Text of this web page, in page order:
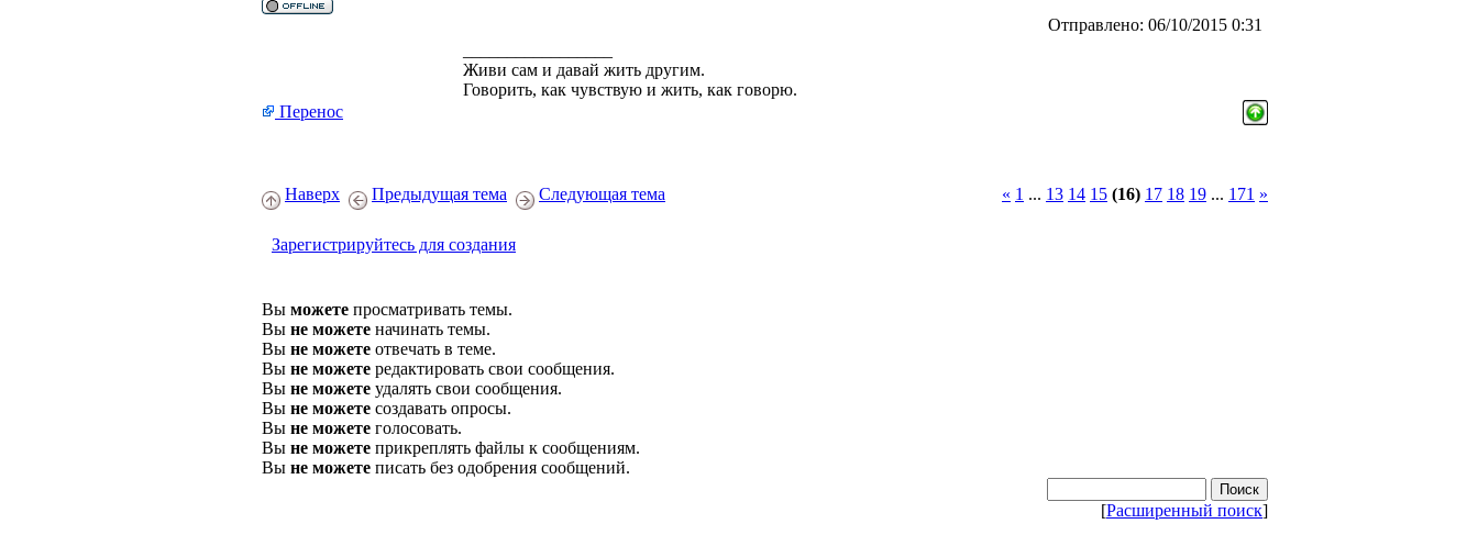
Отправлено: 06/10/2015 0:31
Живи сам и давай жить другим.
Говорить, как чувствую и жить, как говорю.
Перенос
Наверх Предыдущая тема Следующая тема « 1 ... 13 14 15 (16) 17 18 19 ... 171 »
Зарегистрируйтесь для создания
Вы можете просматривать темы.
Вы не можете начинать темы.
Вы не можете отвечать в теме.
Вы не можете редактировать свои сообщения.
Вы не можете удалять свои сообщения.
Вы не можете создавать опросы.
Вы не можете голосовать.
Вы не можете прикреплять файлы к сообщениям.
Вы не можете писать без одобрения сообщений.
[Расширенный поиск]